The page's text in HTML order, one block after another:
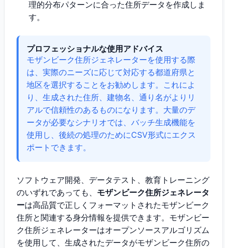
理的分布パターンに合った住所データを作成しま
す。
プロフェッショナルな使用アドバイス
モザンビーク住所ジェネレーターを使用する際
は、実際のニーズに応じて対応する都道府県と
地区を選択することをお勧めします。これによ
り、生成された住所、建物名、通り名がよりリ
アルで信頼性のあるものになります。大量のデ
ータが必要なシナリオでは、バッチ生成機能を
使用し、後続の処理のためにCSV形式にエクス
ポートできます。
ソフトウェア開発、データテスト、教育トレーニング
のいずれであっても、 モザンビーク住所ジェネレータ
ーは高品質で正しくフォーマットされたモザンビーク
住所と関連する身分情報を提供できます。モザンビー
ク住所ジェネレーターはオープンソースアルゴリズム
を使用して、生成されたデータがモザンビーク住所の